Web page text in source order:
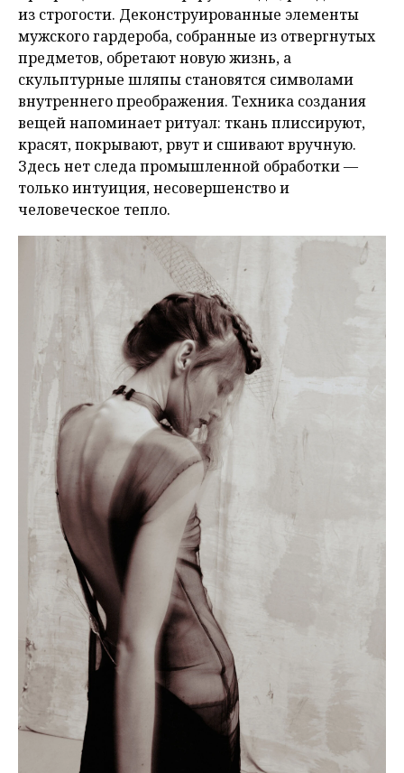
из строгости. Деконструированные элементы
мужского гардероба, собранные из отвергнутых
предметов, обретают новую жизнь, а
скульптурные шляпы становятся символами
внутреннего преображения. Техника создания
вещей напоминает ритуал: ткань плиссируют,
красят, покрывают, рвут и сшивают вручную.
Здесь нет следа промышленной обработки —
только интуиция, несовершенство и
человеческое тепло.